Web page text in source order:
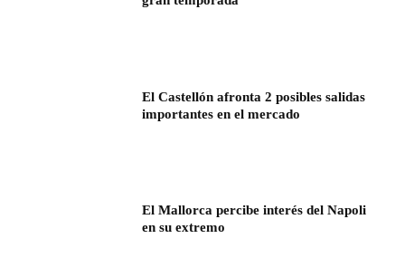
El Castellón afronta 2 posibles salidas
importantes en el mercado
El Mallorca percibe interés del Napoli
en su extremo